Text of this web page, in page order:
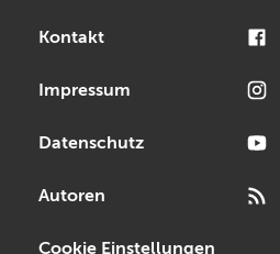
Kontakt
Impressum
Datenschutz
Autoren
Cookie Einstellungen